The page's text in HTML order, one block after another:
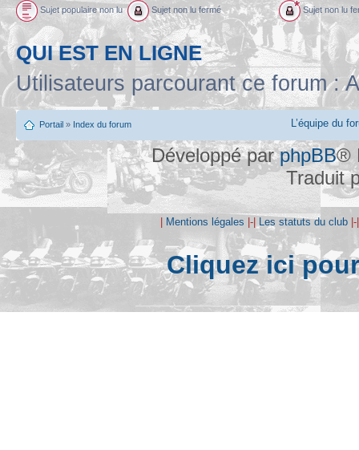
Sujet populaire non lu Sujet non lu fermé Sujet non lu
QUI EST EN LIGNE
Utilisateurs parcourant ce forum :
Portail » Index du forum L’équipe du
Développé parphpBB®
Traduit
Mentions légales |-| Les statuts du club
Cliquez ici